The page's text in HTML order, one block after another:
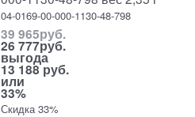
04-0169-00-000-1130-48-798
39 965руб.
26 777руб.
выгода
13 188 руб.
или
33%
Скидка 33%